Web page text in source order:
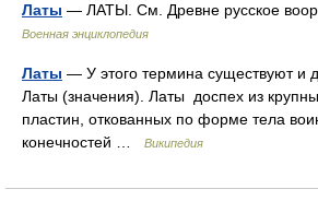
Латы — ЛАТЫ. См. Древне русское
Военная энциклопедия
Латы — У этого термина существуют и
Латы (значения). Латы доспех из
пластин, откованных по форме тела
конечностей …
Википедия